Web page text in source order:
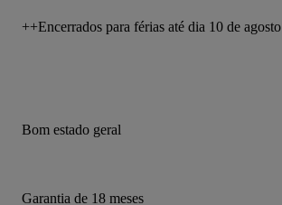
++Encerrados para férias até dia 10 de agosto
Bom estado geral
Garantia de 18 meses